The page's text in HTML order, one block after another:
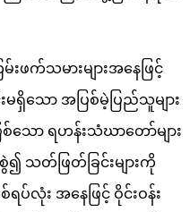
မ်းဖက်သမားများအနေဖြင့်
ရှိသော အပြစ်မဲ့ပြည်သူများ
ော ရဟန်းသံဃာတော်များ
၍ သတ်ဖြတ်ခြင်းများကို
လုံး အနေဖြင့် ဝိုင်းဝန်း